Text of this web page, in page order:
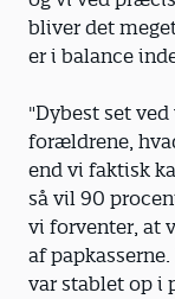
bliver det
er i balance
"Dybest set
forældrene,
end vi faktisk
så vil 90
vi forventer, at
af
var stablet op i